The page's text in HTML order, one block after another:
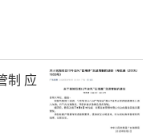
制 应